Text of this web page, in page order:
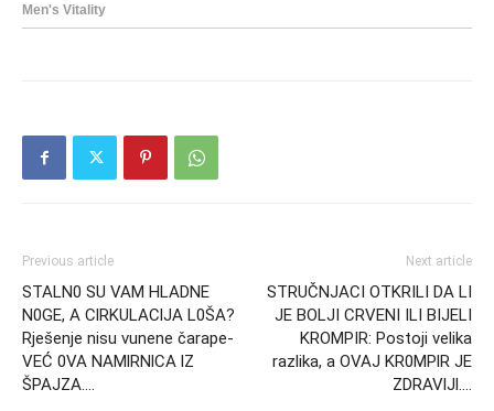
Previous article
STALN0 SU VAM HLADNE
N0GE, A ClRKULAClJA L0ŠA?
Rješenje nisu vunene čarape-
VEĆ 0VA NAMlRNlCA lZ
ŠPAJZA….
Next article
STRUČNJACI OTKRILI DA LI
JE BOLJI CRVENI ILI BIJELI
KROMPIR: Postoji velika
razlika, a OVAJ KR0MPlR JE
ZDRAVlJl….